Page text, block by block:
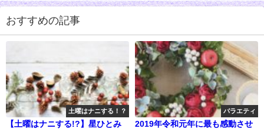
おすすめの記事
土曜はナニする！？
【土曜はナニする!?】星ひとみ
バラエティ
2019年令和元年に最も感動させ